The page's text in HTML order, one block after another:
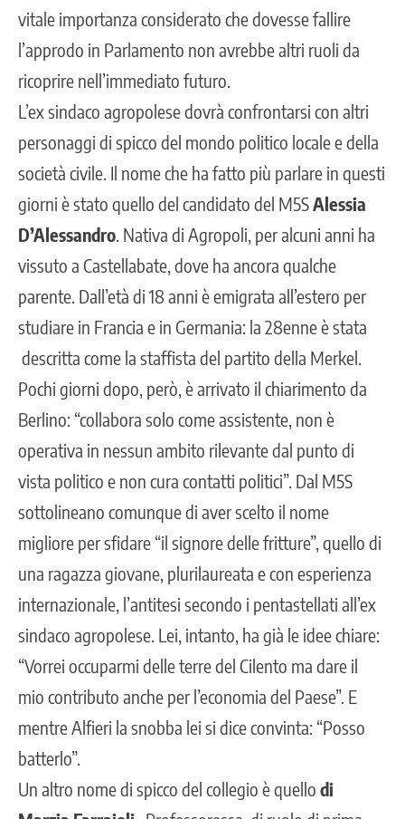
vitale importanza considerato che dovesse fallire
l’approdo in Parlamento non avrebbe altri ruoli da
ricoprire nell’immediato futuro.
L’ex sindaco agropolese dovrà confrontarsi con altri
personaggi di spicco del mondo politico locale e della
società civile. Il nome che ha fatto più parlare in questi
giorni è stato quello del candidato del M5SAlessia
D’Alessandro . Nativa di Agropoli, per alcuni anni ha
vissuto a Castellabate, dove ha ancora qualche
parente. Dall’età di 18 anni è emigrata all’estero per
studiare in Francia e in Germania: la 28enne è stata
descritta come la staffista del partito della Merkel.
Pochi giorni dopo, però, è arrivato il chiarimento da
Berlino: “collabora solo come assistente, non è
operativa in nessun ambito rilevante dal punto di
vista politico e non cura contatti politici”. Dal M5S
sottolineano comunque di aver scelto il nome
migliore per sfidare “il signore delle fritture”, quello di
una ragazza giovane, plurilaureata e con esperienza
internazionale, l’antitesi secondo i pentastellati all’ex
sindaco agropolese. Lei, intanto, ha già le idee chiare:
“Vorrei occuparmi delle terre del Cilento ma dare il
mio contributo anche per l’economia del Paese”. E
mentre Alfieri la snobba lei si dice convinta: “Posso
batterlo”.
Un altro nome di spicco del collegio è quello di